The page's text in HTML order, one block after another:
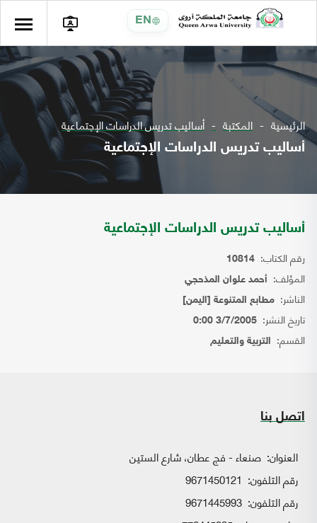
EN
الرئيسية المكتبة أساليب تدريس الدراسات الإجتماعية
أساليب تدريس الدراسات الإجتماعية
أساليب تدريس الدراسات الإجتماعية
رقم الكتاب: 10814
المؤلف: أحمد علوان المذحجي
الناشر: مطابع المتنوعة [اليمن]
تاريخ النشر: 3/7/2005 0:00
القسم: التربية والتعليم
اتصل بنا
العنوان: صنعاء - فج عطان، شارع الستين
رقم التلفون: 9671450121
رقم التلفون: 9671445993